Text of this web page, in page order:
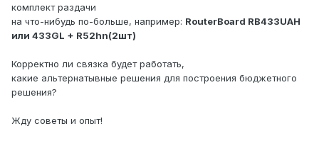
комплект раздачи
на что-нибудь по-больше, например: RouterBoard RB433UAH
или 433GL + R52hn(2шт)
Корректно ли связка будет работать,
какие альтернатывные решения для построения бюджетного
решения?
Жду советы и опыт!